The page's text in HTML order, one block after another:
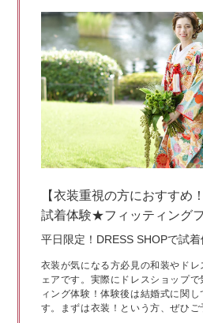
【衣装重視の方におすすめ
試着体験★フィッティング
平日限定！DRESS SHOPで試着
衣装が気になる方必見の和装やド
ェアです。実際にドレスショップ
ィング体験！体験後は結婚式に関
す。まずは衣装！という方、ぜひご